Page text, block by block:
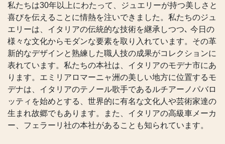
私たちは30年以上にわたって、ジュエリーが持つ美しさと
喜びを伝えることに情熱を注いできました。私たちのジュ
エリーは、イタリアの伝統的な技術を継承しつつ､ 今日の
様々な文化からモダンな要素を取り入れています。その革
新的なデザインと熟練した職人技の成果がコレクションに
表れています。私たちの本社は、イタリアのモデナ市にあ
ります。エミリアロマーニャ洲の美しい地方に位置するモ
デナは、イタリアのテノール歌手であるルチアーノパバロ
ッティを始めとする、世界的に有名な文化人や芸術家達の
生まれ故郷でもあります。また、イタリアの高級車メーカ
ー、フェラーリ社の本社があることも知られています。